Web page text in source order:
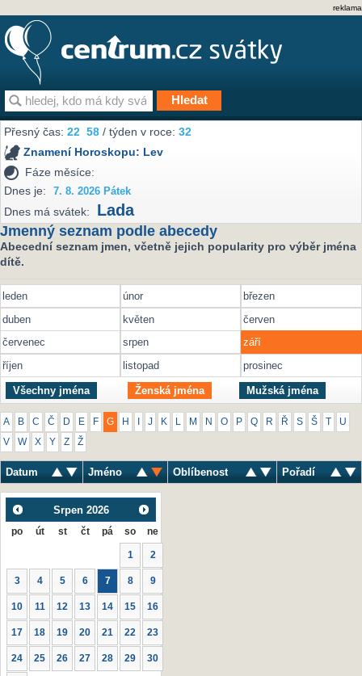
reklama
Přesný čas:22 58 / týden v roce:32
Znamení Horoskopu: Lev
Fáze měsíce:
Dnes je:
7. 8. 2026 Pátek
Dnes má svátek: Lada
Jmenný seznam podle abecedy
Abecední seznam jmen, včetně jejich popularity pro výběr jména
dítě.
leden únor
březen
duben
květen
červen
červenec
srpen
září
říjen
listopad prosinec
Všechny jména Ženská jména Mužská jména
A B C Č D E F G H J K M N O P Q R Ř S Š U
V W X Y Z Ž
Datum Jméno Oblíbenost Pořadí
Srpen 2026
po út st čt pá so ne
1 2
3 4 5 6 7 8 9
10 11 12 13 14 15 16
17 18 19 20 21 22 23
24 25 26 27 28 29 30